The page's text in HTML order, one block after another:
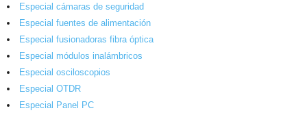
Especial cámaras de seguridad
Especial fuentes de alimentación
Especial fusionadoras fibra óptica
Especial módulos inalámbricos
Especial osciloscopios
Especial OTDR
Especial Panel PC